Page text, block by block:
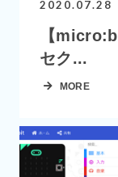
2020.07.28
【
セク...
MORE